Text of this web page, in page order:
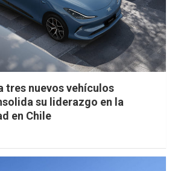
tres nuevos vehículos
su liderazgo en la
en Chile